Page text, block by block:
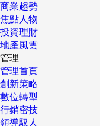
商業趨勢
焦點人物
投資理財
地產風雲
管理
管理首頁
創新策略
數位轉型
行銷密技
領導馭人